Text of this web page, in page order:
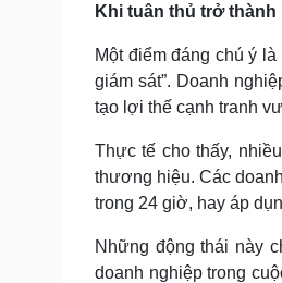
Khi tuân thủ trở
Một điểm đáng chú ý
giám sát”. Doanh
tạo lợi thế cạnh tranh
Thực tế cho thấy,
thương hiệu. Các
trong 24 giờ, hay áp
Những động thái này
doanh nghiệp trong